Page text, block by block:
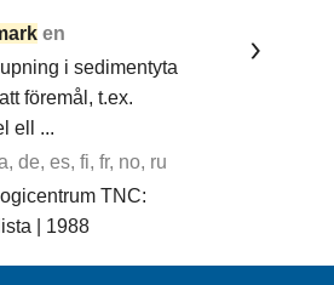
en
i sedimentyta
föremål, t.ex.
ell ...
de, es, fi, fr, no, ru
TNC:
| 1988